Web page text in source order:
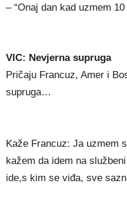
– “Onaj dan kad uzmem
VIC: Nevjerna supruga
Pričaju Francuz, Amer i
supruga…
Kaže Francuz: Ja uzmem
kažem da idem na
ide,s kim se viđa, sve